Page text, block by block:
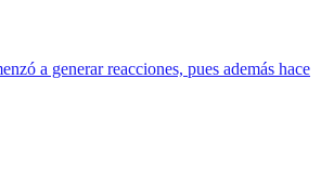
a generar reacciones, pues además hace